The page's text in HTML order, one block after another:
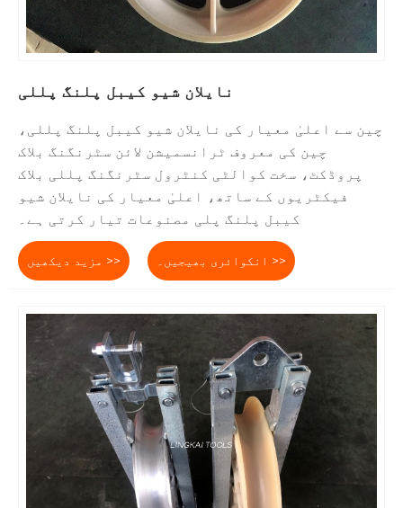
نایلان شیو کیبل پلنگ پللی
چین سے اعلیٰ معیار کی نایلان شیو کیبل پلنگ پللی،
چین کی معروف ٹرانسمیشن لائن سٹرنگنگ بلاک
پروڈکٹ، سخت کوالٹی کنٹرول سٹرنگنگ پللی بلاک
فیکٹریوں کے ساتھ، اعلیٰ معیار کی نایلان شیو
کیبل پلنگ پلی مصنوعات تیار کرتی ہے۔
مزید دیکھیں >> انکوائری بھیجیں۔ >>